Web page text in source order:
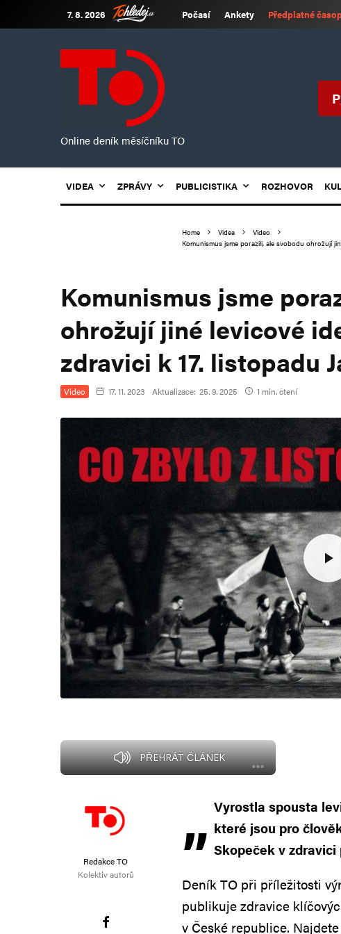
7. 8. 2026 Počasí Ankety Předplatné
Online deník měsíčníku TO
VIDEA ZPRÁVY PUBLICISTIKA ROZHOVOR
Home Videa
Video
Komunismus jsme porazili, ale svobodu ohrožují
Komunismus jsme
ohrožují jiné levicové
zdravici k 17. listopadu
Video 17. 11. 2023 Aktualizace: 25. 9. 2025 1 min. čtení
PŘEHRÁT ČLÁNEK
Redakce TO
Kolektiv autorů
„ Vyrostla spousta
které jsou pro
Skopeček v zdravici
Deník TO při příležitosti
publikuje zdravice
v České republice.